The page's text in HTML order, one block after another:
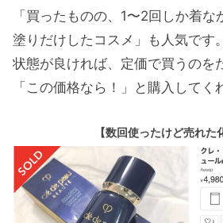
「買ったものの、1〜2回しか着
塗りだけしたコスメ」も人気です。
状態が良ければ、定価で買うのを
「この価格なら！」と購入してく
【数回使ったけど売れた